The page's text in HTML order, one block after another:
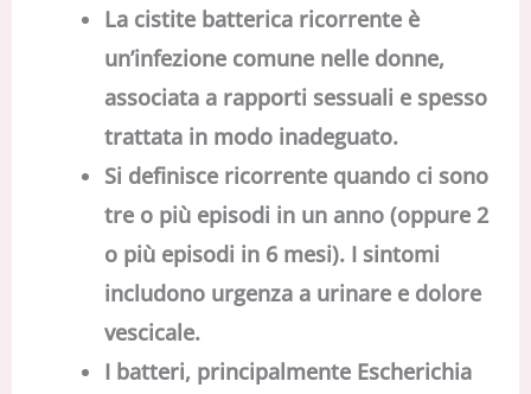
La cistite batterica ricorrente è
un’infezione comune nelle donne,
associata a rapporti sessuali e spesso
trattata in modo inadeguato.
Si definisce ricorrente quando ci sono
tre o più episodi in un anno (oppure 2
o più episodi in 6 mesi). I sintomi
includono urgenza a urinare e dolore
vescicale.
I batteri, principalmente Escherichia